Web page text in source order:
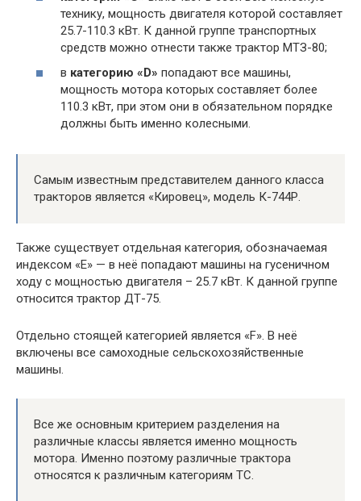
технику, мощность двигателя которой составляет
25.7-110.3 кВт. К данной группе транспортных
средств можно отнести также трактор МТЗ-80;
в категорию «D» попадают все машины,
мощность мотора которых составляет более
110.3 кВт, при этом они в обязательном порядке
должны быть именно колесными.
Самым известным представителем данного класса
тракторов является «Кировец», модель К-744Р.
Также существует отдельная категория, обозначаемая
индексом «Е» — в неё попадают машины на гусеничном
ходу с мощностью двигателя – 25.7 кВт. К данной группе
относится трактор ДТ-75.
Отдельно стоящей категорией является «F». В неё
включены все самоходные сельскохозяйственные
машины.
Все же основным критерием разделения на
различные классы является именно мощность
мотора. Именно поэтому различные трактора
относятся к различным категориям ТС.